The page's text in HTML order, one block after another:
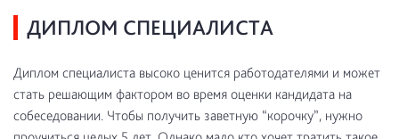
ДИПЛОМ СПЕЦИАЛИСТА
Диплом специалиста высоко ценится работодателями и может
стать решающим фактором во время оценки кандидата на
собеседовании. Чтобы получить заветную “корочку”, нужно